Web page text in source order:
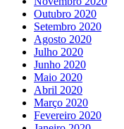
Outubro 2020
Setembro 2020
Agosto 2020
Julho 2020
Junho 2020
Maio 2020
Abril 2020
Março 2020
Fevereiro 2020